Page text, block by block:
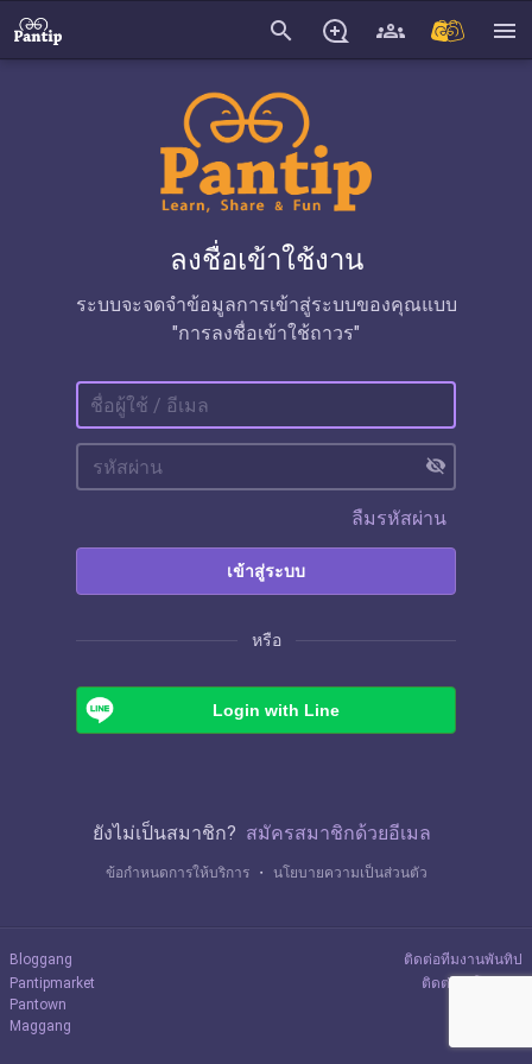
search menu
ลงชื่อเข้าใช้งาน
ระบบจะจดจำข้อมูลการเข้าสู่ระบบของคุณแบบ
"การลงชื่อเข้าใช้ถาวร"
visibility_off
ลืมรหัสผ่าน
เข้าสู่ระบบ
หรือ
Login with Line
ยังไม่เป็นสมาชิก? สมัครสมาชิกด้วยอีเมล
ข้อกำหนดการให้บริการ ・ นโยบายความเป็นส่วนตัว
Bloggang
Pantipmarket
Pantown
Maggang
ติดต่อทีมงานพันทิป
ติดต่อลงโฆษณา